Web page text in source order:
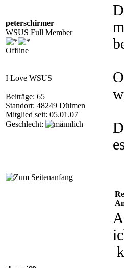
peterschirmer
WSUS Full Member
Offline
I Love WSUS
Beiträge: 65
Standort: 48249 Dülmen
Mitglied seit: 05.01.07
Geschlecht: